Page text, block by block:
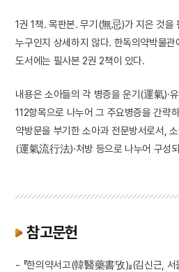
1권 1책. 목판본. 무기(無忌)가 지은 것을
누구인지 상세하지 않다. 한독의약박물
도서에는 필사본 2권 2책이 있다.
내용은 소아들의 각 병증을 운기(運氣)·
112항목으로 나누어 그 주요병증을 간략
약방문을 부기한 소아과 전문방서로서,
(運氣流行法)·처방 등으로 나누어 구성
참고문헌
- 『한의약서고(韓醫藥書攷)』(김신근,